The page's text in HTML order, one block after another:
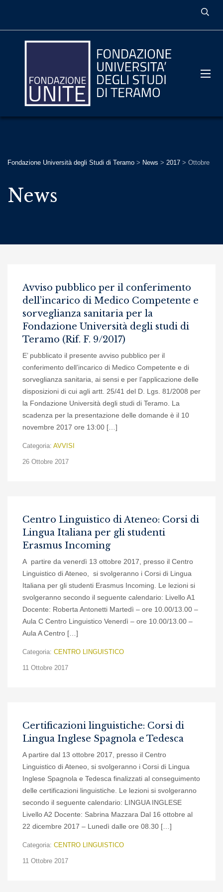
Fondazione Università degli Studi di Teramo > News > 2017 > Ottobre
News
Avviso pubblico per il conferimento
dell’incarico di Medico Competente e
sorveglianza sanitaria per la
Fondazione Università degli studi di
Teramo (Rif. F. 9/2017)
E’ pubblicato il presente avviso pubblico per il
conferimento dell’incarico di Medico Competente e di
sorveglianza sanitaria, ai sensi e per l’applicazione delle
disposizioni di cui agli artt. 25/41 del D. Lgs. 81/2008 per
la Fondazione Università degli studi di Teramo. La
scadenza per la presentazione delle domande è il 10
novembre 2017 ore 13:00 […]
Categoria: AVVISI
26 Ottobre 2017
Centro Linguistico di Ateneo: Corsi di
Lingua Italiana per gli studenti
Erasmus Incoming
A partire da venerdì 13 ottobre 2017, presso il Centro
Linguistico di Ateneo, si svolgeranno i Corsi di Lingua
Italiana per gli studenti Erasmus Incoming. Le lezioni si
svolgeranno secondo il seguente calendario: Livello A1
Docente: Roberta Antonetti Martedì – ore 10.00/13.00 –
Aula C Centro Linguistico Venerdì – ore 10.00/13.00 –
Aula A Centro […]
Categoria: CENTRO LINGUISTICO
11 Ottobre 2017
Certificazioni linguistiche: Corsi di
Lingua Inglese Spagnola e Tedesca
A partire dal 13 ottobre 2017, presso il Centro
Linguistico di Ateneo, si svolgeranno i Corsi di Lingua
Inglese Spagnola e Tedesca finalizzati al conseguimento
delle certificazioni linguistiche. Le lezioni si svolgeranno
secondo il seguente calendario: LINGUA INGLESE
Livello A2 Docente: Sabrina Mazzara Dal 16 ottobre al
22 dicembre 2017 – Lunedì dalle ore 08.30 […]
Categoria: CENTRO LINGUISTICO
11 Ottobre 2017